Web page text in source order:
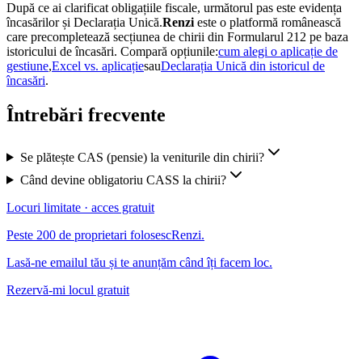
După ce ai clarificat obligațiile fiscale, următorul pas este evidența
încasărilor și Declarația Unică.Renzi este o platformă românească
care precompletează secțiunea de chirii din Formularul 212 pe baza
istoricului de încasări. Compară opțiunile:cum alegi o aplicație de
gestiune,Excel vs. aplicațiesauDeclarația Unică din istoricul de
încasări.
Întrebări frecvente
Se plătește CAS (pensie) la veniturile din chirii?
Când devine obligatoriu CASS la chirii?
Locuri limitate · acces gratuit
Peste 200 de proprietari folosescRenzi.
Lasă-ne emailul tău și te anunțăm când îți facem loc.
Rezervă-mi locul gratuit